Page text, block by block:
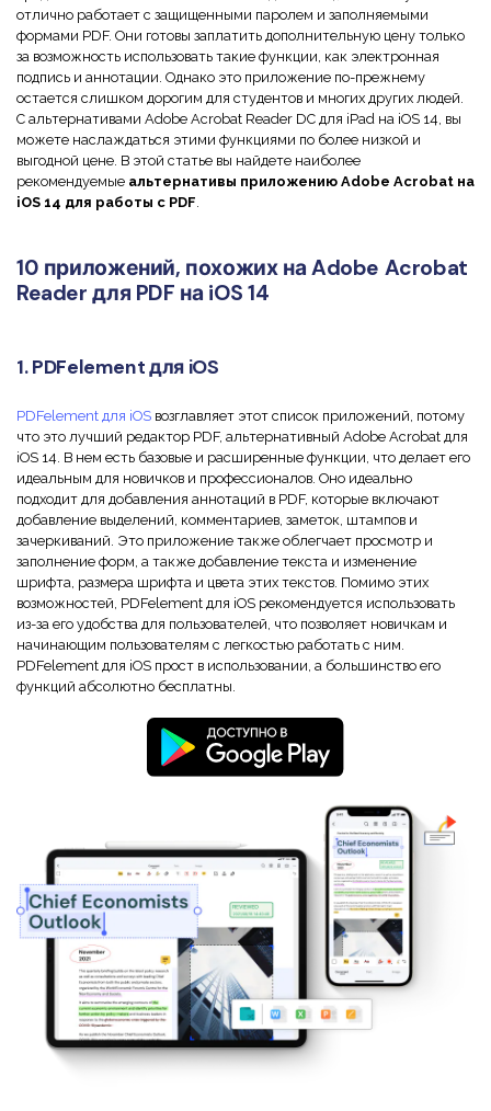
Новый PDFelement 12умнее, быстрее,
проще
PDFelement делает работу с PDF еще удобнее.
Скачать бесплатно
Скрыть фрагменты PDF
Извлечение данных из PDF
Защита PDF паролем
Поделиться PDF
Преподавание
Юриспруденция
Здравоохранение
Финансы
Правительство
Издательство
Фрилансер
Все Функции PDF
Канал на YouTube
Сообщество ВКонтакте
Канал Яндекс Дзен
отлично работает с защищенными паролем и заполняемыми
формами PDF. Они готовы заплатить дополнительную цену только
за возможность использовать такие функции, как электронная
подпись и аннотации. Однако это приложение по-прежнему
остается слишком дорогим для студентов и многих других людей.
С альтернативами Adobe Acrobat Reader DC для iPad на iOS 14, вы
можете наслаждаться этими функциями по более низкой и
выгодной цене. В этой статье вы найдете наиболее
рекомендуемые альтернативы приложению Adobe Acrobat на
iOS 14 для работы с PDF.
10 приложений, похожих на Adobe Acrobat
Reader для PDF на iOS 14
1. PDFelement для iOS
PDFelement для iOS возглавляет этот список приложений, потому
что это лучший редактор PDF, альтернативный Adobe Acrobat для
iOS 14. В нем есть базовые и расширенные функции, что делает его
идеальным для новичков и профессионалов. Оно идеально
подходит для добавления аннотаций в PDF, которые включают
добавление выделений, комментариев, заметок, штампов и
зачеркиваний. Это приложение также облегчает просмотр и
заполнение форм, а также добавление текста и изменение
шрифта, размера шрифта и цвета этих текстов. Помимо этих
возможностей, PDFelement для iOS рекомендуется использовать
из-за его удобства для пользователей, что позволяет новичкам и
начинающим пользователям с легкостью работать с ним.
PDFelement для iOS прост в использовании, а большинство его
функций абсолютно бесплатны.